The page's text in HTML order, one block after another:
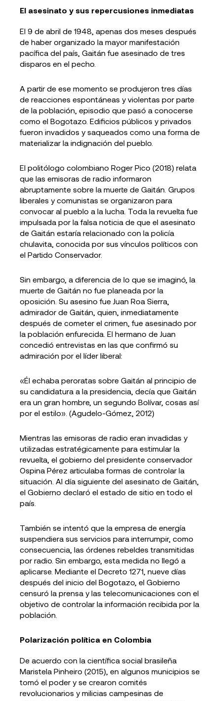
El asesinato y sus repercusiones inmediatas
El 9 de abril de 1948, apenas dos meses después
de haber organizado la mayor manifestación
pacífica del país, Gaitán fue asesinado de tres
disparos en el pecho.
A partir de ese momento se produjeron tres días
de reacciones espontáneas y violentas por parte
de la población, episodio que pasó a conocerse
como el Bogotazo. Edificios públicos y privados
fueron invadidos y saqueados como una forma de
materializar la indignación del pueblo.
El politólogo colombiano Roger Pico (2018) relata
que las emisoras de radio informaron
abruptamente sobre la muerte de Gaitán. Grupos
liberales y comunistas se organizaron para
convocar al pueblo a la lucha. Toda la revuelta fue
impulsada por la falsa noticia de que el asesinato
de Gaitán estaría relacionado con la policía
chulavita, conocida por sus vínculos políticos con
el Partido Conservador.
Sin embargo, a diferencia de lo que se imaginó, la
muerte de Gaitán no fue planeada por la
oposición. Su asesino fue Juan Roa Sierra,
admirador de Gaitán, quien, inmediatamente
después de cometer el crimen, fue asesinado por
la población enfurecida. El hermano de Juan
concedió entrevistas en las que confirmó su
admiración por el líder liberal:
«Él echaba peroratas sobre Gaitán al principio de
su candidatura a la presidencia, decía que Gaitán
era un gran hombre, un segundo Bolívar, cosas así
por el estilo». (Agudelo-Gómez, 2012)
Mientras las emisoras de radio eran invadidas y
utilizadas estratégicamente para estimular la
revuelta, el gobierno del presidente conservador
Ospina Pérez articulaba formas de controlar la
situación. Al día siguiente del asesinato de Gaitán,
el Gobierno declaró el estado de sitio en todo el
país.
También se intentó que la empresa de energía
suspendiera sus servicios para interrumpir, como
consecuencia, las órdenes rebeldes transmitidas
por radio. Sin embargo, esta medida no llegó a
aplicarse. Mediante el Decreto 1271, nueve días
después del inicio del Bogotazo, el Gobierno
censuró la prensa y las telecomunicaciones con el
objetivo de controlar la información recibida por la
población.
Polarización política en Colombia
De acuerdo con la científica social brasileña
Maristela Pinheiro (2015), en algunos municipios se
tomó el poder y se crearon comités
revolucionarios y milicias campesinas de